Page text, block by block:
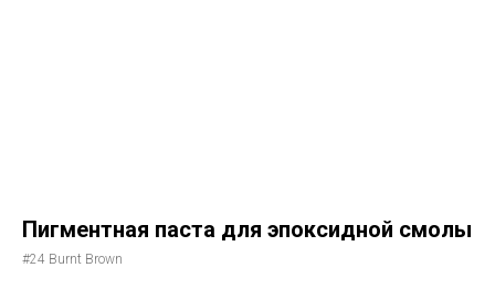
Пигментная паста для эпоксидной смолы
#24 Burnt Brown